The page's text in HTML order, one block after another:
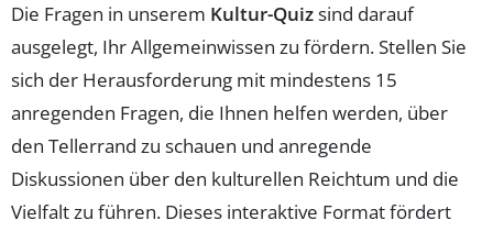
Die Fragen in unserem Kultur-Quizsind darauf
ausgelegt, Ihr Allgemeinwissen zu fördern. Stellen Sie
sich der Herausforderung mit mindestens 15
anregenden Fragen, die Ihnen helfen werden, über
den Tellerrand zu schauen und anregende
Diskussionen über den kulturellen Reichtum und die
Vielfalt zu führen. Dieses interaktive Format fördert